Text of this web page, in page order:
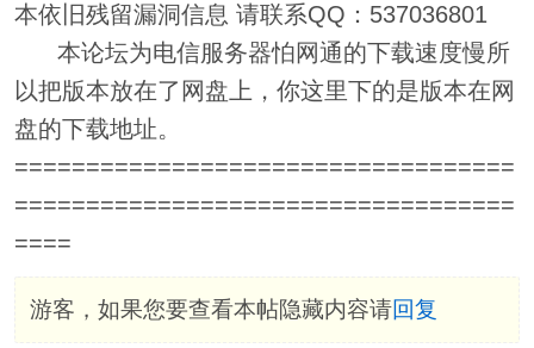
本依旧残留漏洞信息 请联系QQ：537036801
本论坛为电信服务器怕网通的下载速度慢所
以把版本放在了网盘上，你这里下的是版本在网
盘的下载地址。
===================================
===================================
====
游客，如果您要查看本帖隐藏内容请回复